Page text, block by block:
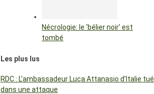
Nécrologie: le ‘bélier noir’ est
tombé
Les plus lus
RDC : L’ambassadeur Luca Attanasio d’Italie tué
dans une attaque